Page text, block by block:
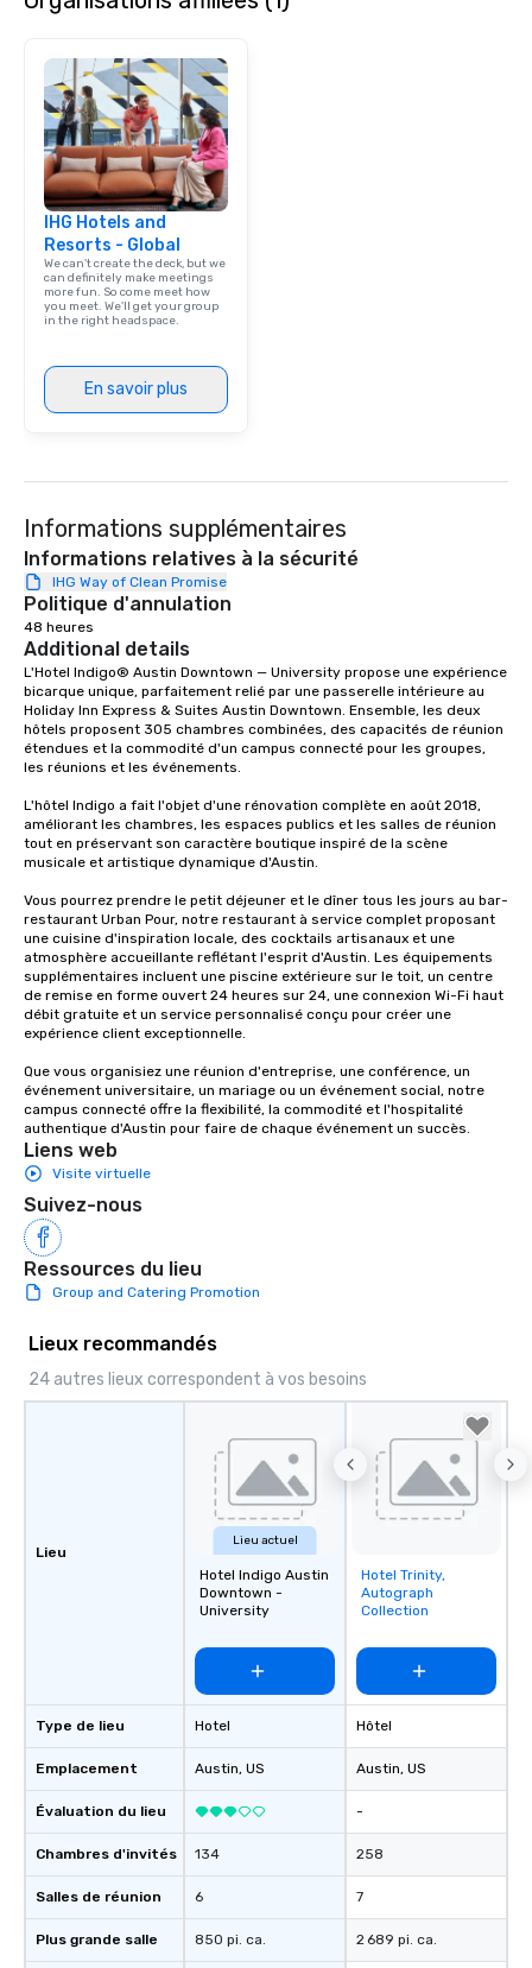
IHG Hotels and
Resorts - Global
We can't create the deck, but we
can definitely make meetings
more fun. So come meet how
you meet. We'll get your group
in the right headspace.
En savoir plus
Informations supplémentaires
Informations relatives à la sécurité
IHG Way of Clean Promise
Politique d'annulation
48 heures
Additional details
L'Hotel Indigo® Austin Downtown — University propose une expérience
bicarque unique, parfaitement relié par une passerelle intérieure au
Holiday Inn Express & Suites Austin Downtown. Ensemble, les deux
hôtels proposent 305 chambres combinées, des capacités de réunion
étendues et la commodité d'un campus connecté pour les groupes,
les réunions et les événements.
L'hôtel Indigo a fait l'objet d'une rénovation complète en août 2018,
améliorant les chambres, les espaces publics et les salles de réunion
tout en préservant son caractère boutique inspiré de la scène
musicale et artistique dynamique d'Austin.
Vous pourrez prendre le petit déjeuner et le dîner tous les jours au bar-
restaurant Urban Pour, notre restaurant à service complet proposant
une cuisine d'inspiration locale, des cocktails artisanaux et une
atmosphère accueillante reflétant l'esprit d'Austin. Les équipements
supplémentaires incluent une piscine extérieure sur le toit, un centre
de remise en forme ouvert 24 heures sur 24, une connexion Wi-Fi haut
débit gratuite et un service personnalisé conçu pour créer une
expérience client exceptionnelle.
Que vous organisiez une réunion d'entreprise, une conférence, un
événement universitaire, un mariage ou un événement social, notre
campus connecté offre la flexibilité, la commodité et l'hospitalité
authentique d'Austin pour faire de chaque événement un succès.
Liens web
Visite virtuelle
Suivez-nous
Ressources du lieu
Group and Catering Promotion
Lieux recommandés
24 autres lieux correspondent à vos besoins
Lieu
Type de lieu
Emplacement
Évaluation du lieu
Chambres d'invités
Salles de réunion
Plus grande salle
Lieu actuel
Hotel Indigo Austin
Downtown -
University
Hotel
Austin, US
134
6
850 pi. ca.
Removed from
favorites
Hotel Trinity,
Autograph
Collection
Hôtel
Austin, US
-
258
7
2 689 pi. ca.